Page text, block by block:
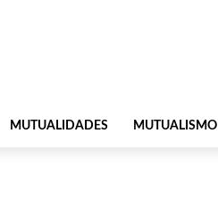
MUTUALIDADES MUTUALISMO